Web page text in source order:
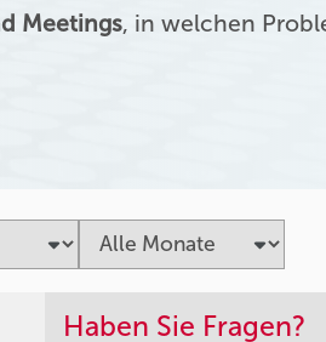
Meetings, in welchen
Haben Sie Fragen?